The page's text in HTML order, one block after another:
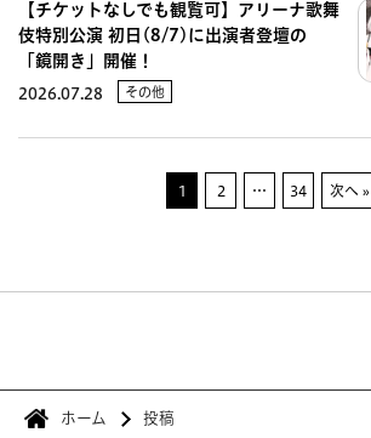
【チケットなしでも観覧可】アリーナ歌舞
伎特別公演 初日(8/7)に出演者登壇の
「鏡開き」開催！
2026.07.28 その他
1 2 … 34 次へ »
ホーム 投稿